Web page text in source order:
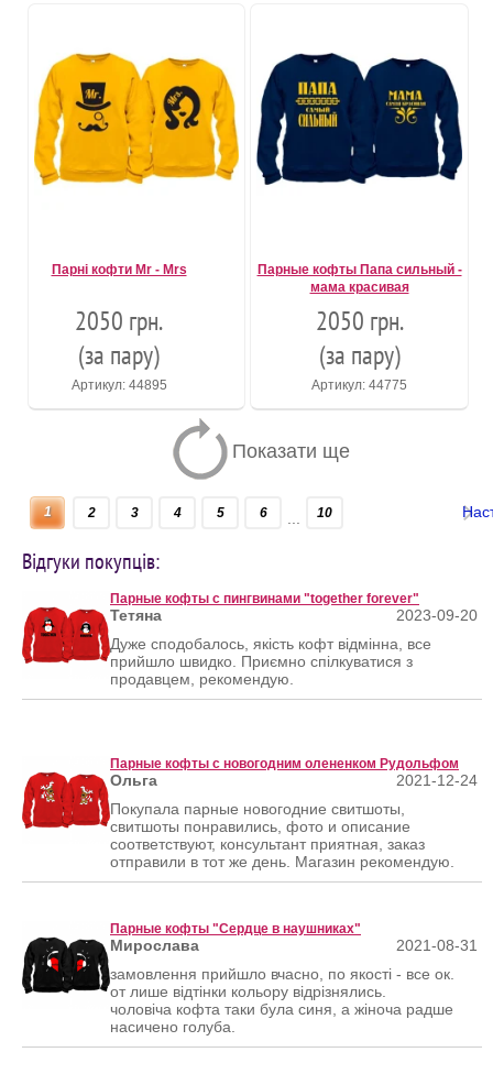
Парні кофти Mr - Mrs
2050 грн.
(за пару)
Артикул: 44895
Парные кофты Папа сильный -
мама красивая
2050 грн.
(за пару)
Артикул: 44775
Показати ще
1 2 3 4 5 6 10
Відгуки покупців:
Парные кофты с пингвинами "together forever"
Тетяна
2023-09-20
Дуже сподобалось, якість кофт відмінна, все
прийшло швидко. Приємно спілкуватися з
продавцем, рекомендую.
Парные кофты с новогодним олененком Рудольфом
Ольга
2021-12-24
Покупала парные новогодние свитшоты,
свитшоты понравились, фото и описание
соответствуют, консультант приятная, заказ
отправили в тот же день. Магазин рекомендую.
Парные кофты "Сердце в наушниках"
Мирослава
2021-08-31
замовлення прийшло вчасно, по якості - все ок.
от лише відтінки кольору відрізнялись.
чоловіча кофта таки була синя, а жіноча радше
насичено голуба.